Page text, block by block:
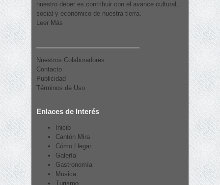
nuestro deber es contribuir con el avance cultural,
social y económico de nuestra tierra.
Leer Más
Nuestros Colaboradores
Contacto
Publicidad
Términos de Uso
Enlaces de Interés
Inicio
Cantón Mira
Cómo Llegar
Galería
Gastronomía
Musica
Turismo